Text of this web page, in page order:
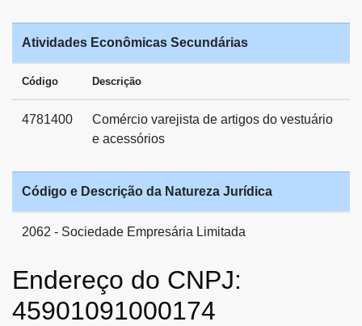
Atividades Econômicas Secundárias
Código Descrição
4781400
Comércio varejista de artigos do vestuário
e acessórios
Código e Descrição da Natureza Jurídica
2062 - Sociedade Empresária Limitada
Endereço do CNPJ:
45901091000174